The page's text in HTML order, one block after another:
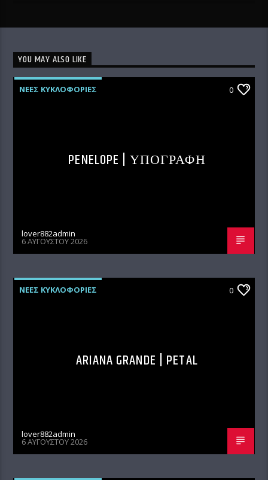
YOU MAY ALSO LIKE
ΝΕΕΣ ΚΥΚΛΟΦΟΡΙΕΣ 0
PENELOPE | ΥΠΟΓΡΑΦΗ
lover882admin
6 ΑΥΓΟΎΣΤΟΥ 2026
ΝΕΕΣ ΚΥΚΛΟΦΟΡΙΕΣ 0
ARIANA GRANDE | PETAL
lover882admin
6 ΑΥΓΟΎΣΤΟΥ 2026